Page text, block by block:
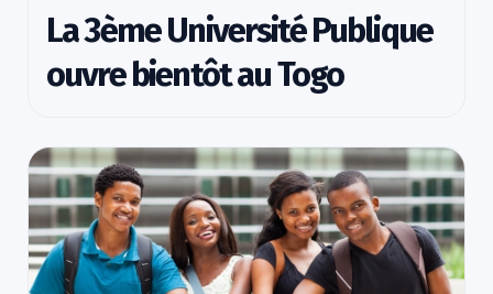
La 3ème Université Publique
ouvre bientôt au Togo